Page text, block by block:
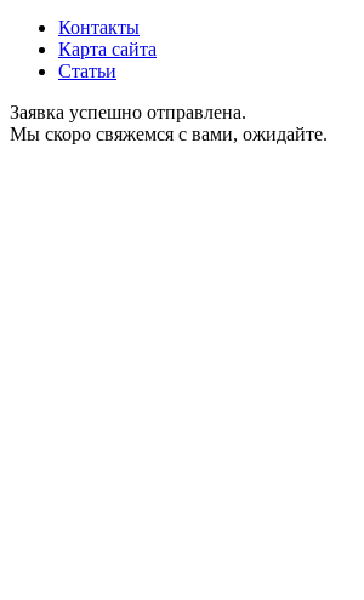
Контакты
Карта сайта
Статьи
Заявка успешно отправлена.
Мы скоро свяжемся с вами, ожидайте.